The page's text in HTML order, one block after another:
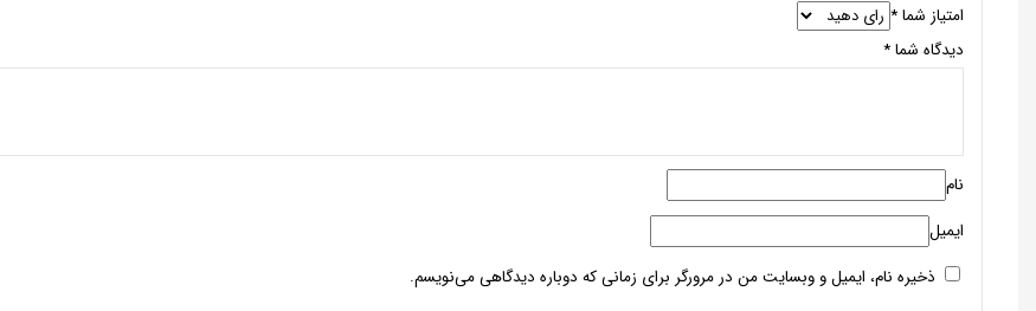
امتیاز شما*
دیدگاه شما*
نام
ایمیل
ذخیره نام، ایمیل و وبسایت من در مرورگر برای زمانی که دوباره دیدگاهی می‌نویسم.